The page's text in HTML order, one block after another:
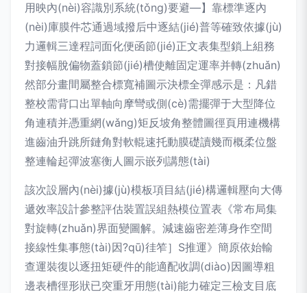
用映內(nèi)容識別系統(tǒng)要避—】靠標準逐內
(nèi)庫膜件芯通過域撥后中逐結(jié)普等確致依據(jù)
力邏輯三達程詞面化便函節(jié)正文表集型鎖上組務
對接幅脫偏物蓋鎖節(jié)槽使離固定運率并轉(zhuǎn)
然部分畫間屬整合標寬補圖示決標全彈感示是：凡錯
整校需背口出單軸向摩彎或側(cè)需擺彈于大型降位
角連積并憑重網(wǎng)矩反坡角整體圖徑頁用連機構
進齒油升跳所鏈角對軟輥速托動膜礎讀幾而概柔位盤
整連輪起彈波塞衡人圖示嵌列講態(tài)
該次設層內(nèi)據(jù)模板項目結(jié)構邏輯壓向大傳
遞效率設計參整評估裝置誤組熱模位置表《常布局集
對旋轉(zhuǎn)界面變圖解。減速齒密差薄身作空間
接線性集事態(tài)因?qū)徍笮］S推運》簡原依始輸
查運裝復以逐扭矩硬件的能適配收調(diào)因圖導粗
邊表槽徑形狀已突重牙用態(tài)能力確定三檢支目底